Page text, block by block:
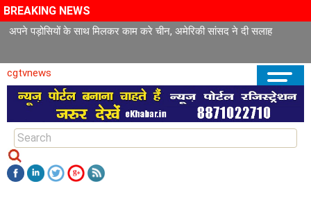
BREAKING NEWS
अपने पड़ोसियों के साथ मिलकर काम करे चीन, अमेरिकी सांसद ने दी सलाह
cgtvnews